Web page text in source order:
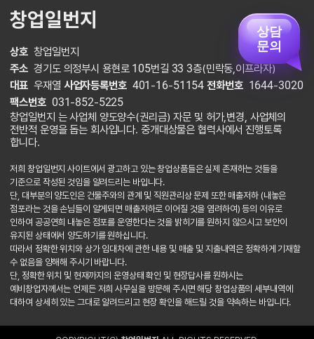
창업일번지
상호 창업일번지
주소 경기도 의정부시 용현로 105번길 33 3층(민락동,이프라자)
대표 우재열 사업자등록번호 401-16-51154 전화번호 1644-3020
팩스번호 031-852-5225
창업일번지 는 사업체 양도양수(권리금) 자문 및 허가,변경, 사업체의
전반적 운영을 돕는 회사입니다. 중개대상물은 협력사에서 진행토록
합니다.
저희 창업일번지 사이트에서 광고하고 있는 창업상품들은 실제 존재하는 것들을
기준으로 작성된 것임을 알려드리는 바입니다.
단, 대부분의 양도인은 건물주와의 관계 및 직원관리상 문제 또한 매출저하 (내놓은
점포라는 것을 손님들이 알게되면 매출저하로 이어질 것을 염려하여) 등의 이유로
인하여 공공연희 내놓은 점포를 운영한다는 것을 밝히기를 원하지 않으시고 보안이
유지된 상태에서 양도하기를 원하십니다.
따라서 정확한 위치와 상가 임대차에 관한 내용 및 매출 및 지출내역은 정확하게 기재할
수 없음을 양해해 주시기 바랍니다.
단, 정확한 위치 및 현재까지의 운영상태 확인 및 현장답사를 원하시는
예비창업자께서는 언제든 저희 사무실을 방문해 주시면 해당 창업상품의 세부내역에
대하여 상세히 있는 그대로 알려드리고 현장 확인을 해드릴 것을 약속하는 바입니다.
상담
문의